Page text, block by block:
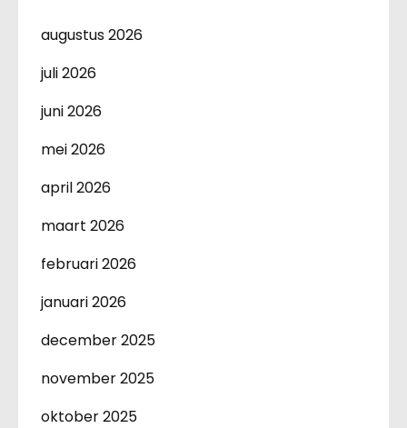
augustus 2026
juli 2026
juni 2026
mei 2026
april 2026
maart 2026
februari 2026
januari 2026
december 2025
november 2025
oktober 2025